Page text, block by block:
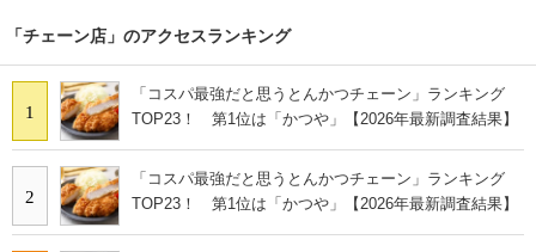
「チェーン店」のアクセスランキング
1
「コスパ最強だと思うとんかつチェーン」ランキング
TOP23！ 第1位は「かつや」【2026年最新調査結果】
2
「コスパ最強だと思うとんかつチェーン」ランキング
TOP23！ 第1位は「かつや」【2026年最新調査結果】